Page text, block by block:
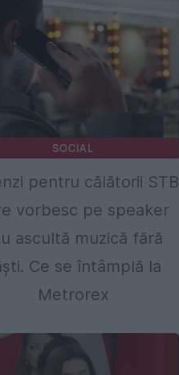
SOCIAL
pentru călătorii STB
vorbesc pe speaker
ascultă muzică fără
Ce se întâmplă la
Metrorex